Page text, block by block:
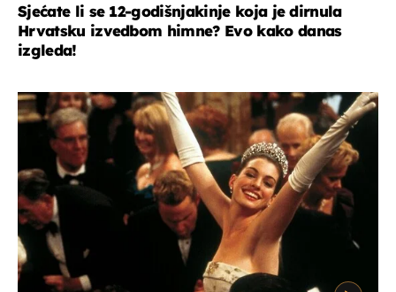
Sjećate li se 12-godišnjakinje koja je dirnula
Hrvatsku izvedbom himne? Evo kako danas
izgleda!